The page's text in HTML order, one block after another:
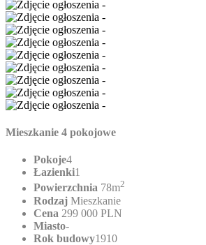
Mieszkanie 4 pokojowe
Pokoje4
Łazienki1
Powierzchnia 78m2
Rodzaj Mieszkanie
Cena 299 000 PLN
Miasto-
Rok budowy1910